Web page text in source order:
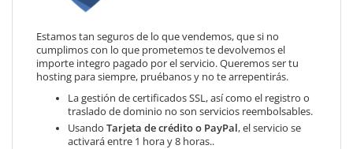
Estamos tan seguros de lo que vendemos, que si no
cumplimos con lo que prometemos te devolvemos el
importe integro pagado por el servicio. Queremos ser tu
hosting para siempre, pruébanos y no te arrepentirás.
La gestión de certificados SSL, así como el registro o
traslado de dominio no son servicios reembolsables.
Usando Tarjeta de crédito o PayPal, el servicio se
activará entre 1 hora y 8 horas..